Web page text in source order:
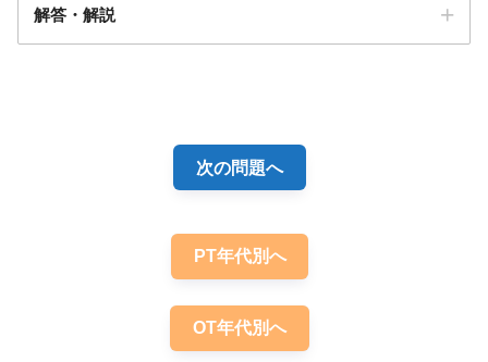
解答・解説
次の問題へ
PT年代別へ
OT年代別へ